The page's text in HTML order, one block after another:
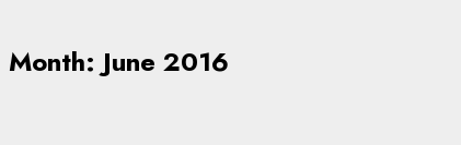
Month: June 2016